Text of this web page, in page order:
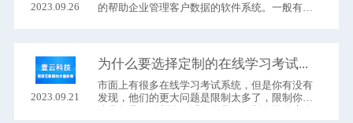
2023.09.26
的帮助企业管理客户数据的软件系统。一般有以
2023.09.21
市面上有很多在线学习考试系统，但是你有没有
发现，他们的更大问题是限制太多了，限制你的